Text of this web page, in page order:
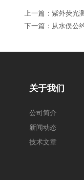
上一篇： 紫外荧光
下一篇： 从水俣公
关于我们
公司简介
新闻动态
技术文章